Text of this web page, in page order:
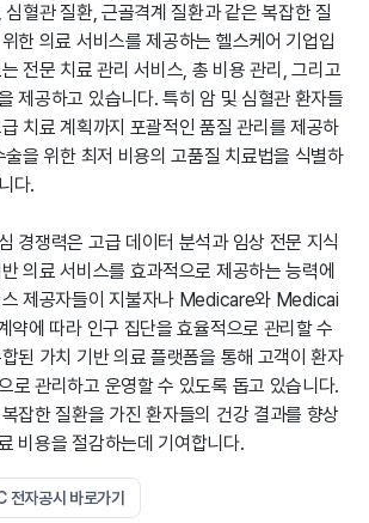
혈관 질환, 근골격계 질환과 같은 복잡한 질
한 의료 서비스를 제공하는 헬스케어 기업입
전문 치료 관리 서비스, 총 비용 관리, 그리고
제공하고 있습니다. 특히 암 및 심혈관 환자들
치료 계획까지 포괄적인 품질 관리를 제공하
술을 위한 최저 비용의 고품질 치료법을 식별하
다.
경쟁력은 고급 데이터 분석과 임상 전문 지식
의료 서비스를 효과적으로 제공하는 능력에
스 제공자들이 지불자나 Medicare와 Medicai
약에 따라 인구 집단을 효율적으로 관리할 수
된 가치 기반 의료 플랫폼을 통해 고객이 환자
로 관리하고 운영할 수 있도록 돕고 있습니다.
잡한 질환을 가진 환자들의 건강 결과를 향상
비용을 절감하는데 기여합니다.
전자공시 바로가기